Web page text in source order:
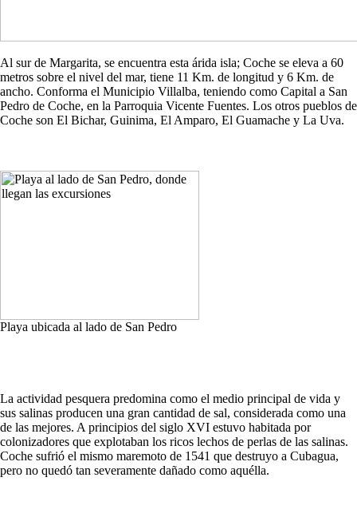
Al sur de Margarita, se encuentra esta árida isla; Coche se eleva a 60
metros sobre el nivel del mar, tiene 11 Km. de longitud y 6 Km. de
ancho. Conforma el Municipio Villalba, teniendo como Capital a San
Pedro de Coche, en la Parroquia Vicente Fuentes. Los otros pueblos de
Coche son El Bichar, Guinima, El Amparo, El Guamache y La Uva.
Playa ubicada al lado de San Pedro
La actividad pesquera predomina como el medio principal de vida y
sus salinas producen una gran cantidad de sal, considerada como una
de las mejores. A principios del siglo XVI estuvo habitada por
colonizadores que explotaban los ricos lechos de perlas de las salinas.
Coche sufrió el mismo maremoto de 1541 que destruyo a Cubagua,
pero no quedó tan severamente dañado como aquélla.